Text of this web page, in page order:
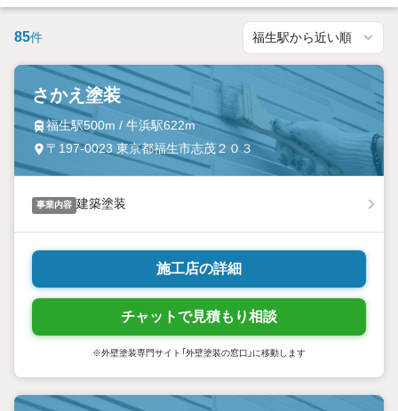
85件
さかえ塗装
福生駅500m / 牛浜駅622m
〒197-0023 東京都福生市志茂２０３
事業内容 建築塗装
施工店の詳細
チャットで見積もり相談
※外壁塗装専門サイト「外壁塗装の窓口」に移動します